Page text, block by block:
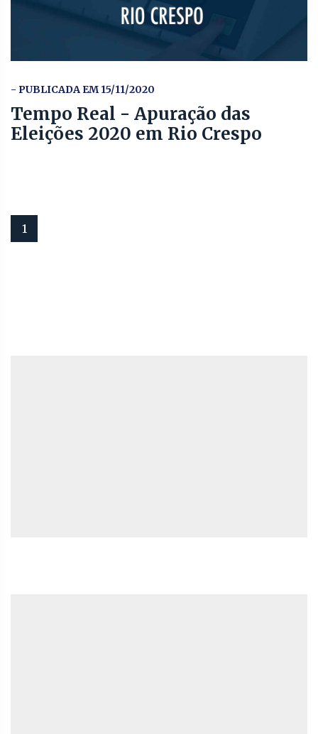
- PUBLICADA EM 15/11/2020
Tempo Real - Apuração das
Eleições 2020 em Rio Crespo
1